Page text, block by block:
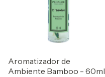
Aromatizador de
Ambiente Bamboo - 60ml